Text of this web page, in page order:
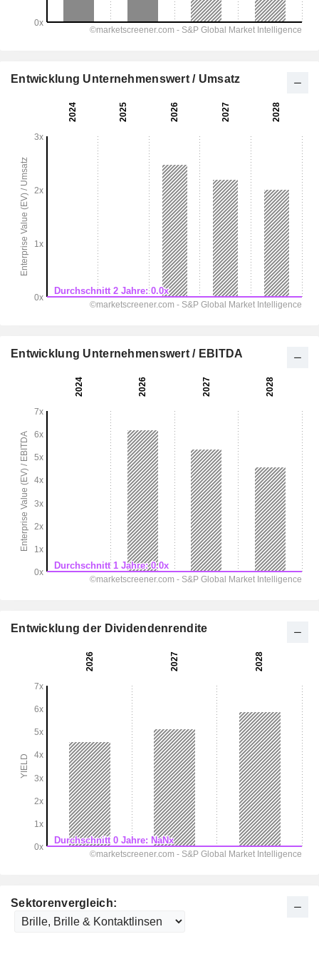
Sektorenvergleich:
Entwicklung Unternehmenswert / Umsatz
Entwicklung Unternehmenswert / EBITDA
Entwicklung der Dividendenrendite